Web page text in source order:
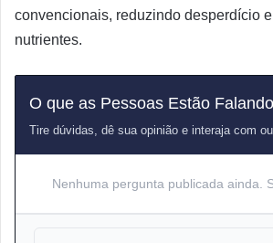
convencionais, reduzindo desperdício
nutrientes.
O que as Pessoas Estão Falando
Tire dúvidas, dê sua opinião e interaja com
Nenhuma pergunta publicada ainda.